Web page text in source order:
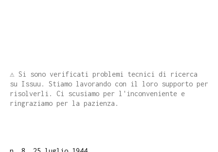
⚠️ Si sono verificati problemi tecnici di ricerca
su Issuu. Stiamo lavorando con il loro supporto per
risolverli. Ci scusiamo per l'inconveniente e
ringraziamo per la pazienza.